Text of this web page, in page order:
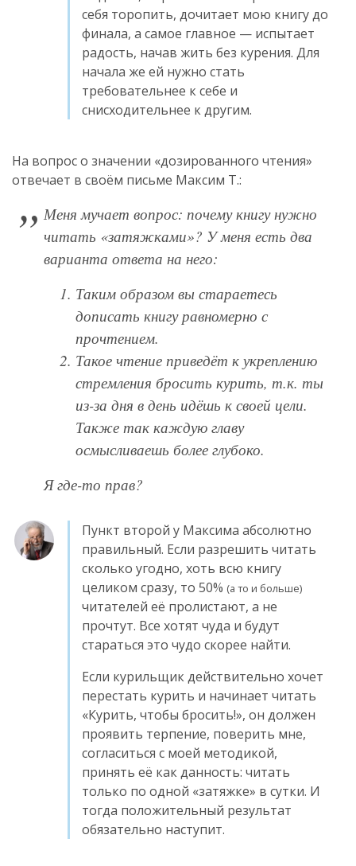
себя торопить, дочитает мою книгу до
финала, а самое главное — испытает
радость, начав жить без курения. Для
начала же ей нужно стать
требовательнее к себе и
снисходительнее к другим.
На вопрос о значении «дозированного чтения»
отвечает в своём письме Максим Т.:
Меня мучает вопрос: почему книгу нужно
читать «затяжками»? У меня есть два
варианта ответа на него:
Таким образом вы стараетесь
дописать книгу равномерно с
прочтением.
Такое чтение приведёт к укреплению
стремления бросить курить, т.к. ты
из-за дня в день идёшь к своей цели.
Также так каждую главу
осмысливаешь более глубоко.
Я где-то прав?
Пункт второй у Максима абсолютно
правильный. Если разрешить читать
сколько угодно, хоть всю книгу
целиком сразу, то 50% (а то и больше)
читателей её пролистают, а не
прочтут. Все хотят чуда и будут
стараться это чудо скорее найти.
Если курильщик действительно хочет
перестать курить и начинает читать
«Курить, чтобы бросить!», он должен
проявить терпение, поверить мне,
согласиться с моей методикой,
принять её как данность: читать
только по одной «затяжке» в сутки. И
тогда положительный результат
обязательно наступит.